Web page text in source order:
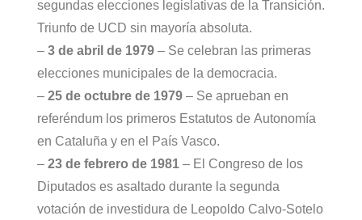
segundas elecciones legislativas de la Transición.
Triunfo de UCD sin mayoría absoluta.
– 3 de abril de 1979– Se celebran las primeras
elecciones municipales de la democracia.
– 25 de octubre de 1979– Se aprueban en
referéndum los primeros Estatutos de Autonomía
en Cataluña y en el País Vasco.
– 23 de febrero de 1981– El Congreso de los
Diputados es asaltado durante la segunda
votación de investidura de Leopoldo Calvo-Sotelo